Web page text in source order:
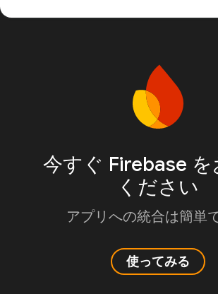
今すぐ Firebase を
ください
アプリへの統合は簡単で
使ってみる